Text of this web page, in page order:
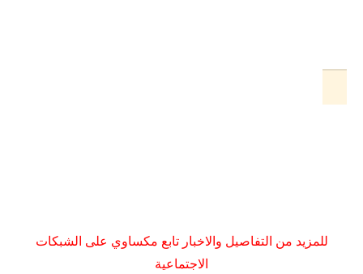
للمزيد من التفاصيل والاخبار تابع مكساوي على الشبكات
الاجتماعية